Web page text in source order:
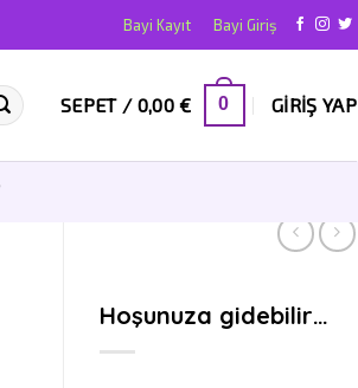
Bayi Kayıt Bayi Giriş
SEPET / 0,00€ 0 GIRIŞ YAP
Hoşunuza gidebilir…